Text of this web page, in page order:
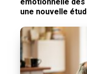
émotionnelle
une nouvelle